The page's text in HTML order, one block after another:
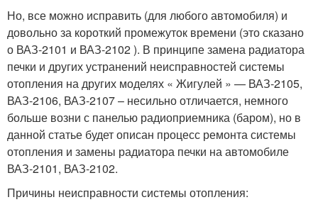
Но, все можно исправить (для любого автомобиля) и
довольно за короткий промежуток времени (это сказано
о ВАЗ-2101 и ВАЗ-2102 ). В принципе замена радиатора
печки и других устранений неисправностей системы
отопления на других моделях « Жигулей » — ВАЗ-2105,
ВАЗ-2106, ВАЗ-2107 – несильно отличается, немного
больше возни с панелью радиоприемника (баром), но в
данной статье будет описан процесс ремонта системы
отопления и замены радиатора печки на автомобиле
ВАЗ-2101, ВАЗ-2102.
Причины неисправности системы отопления: